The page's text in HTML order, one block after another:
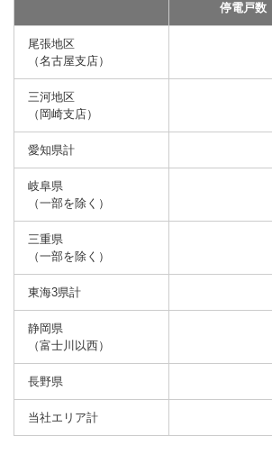
停電戸数
尾張地区
（名古屋支店）
三河地区
（岡崎支店）
愛知県計
岐阜県
（一部を除く）
三重県
（一部を除く）
東海3県計
静岡県
（富士川以西）
長野県
当社エリア計